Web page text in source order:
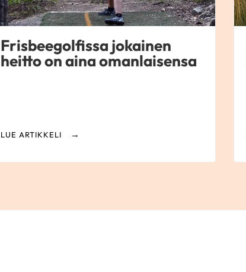
Frisbeegolfissa jokainen
heitto on aina omanlaisensa
LUE ARTIKKELI